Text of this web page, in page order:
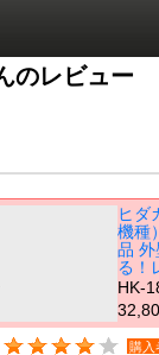
のレビュー
ヒダ
機種
品
る！
HK-
購入